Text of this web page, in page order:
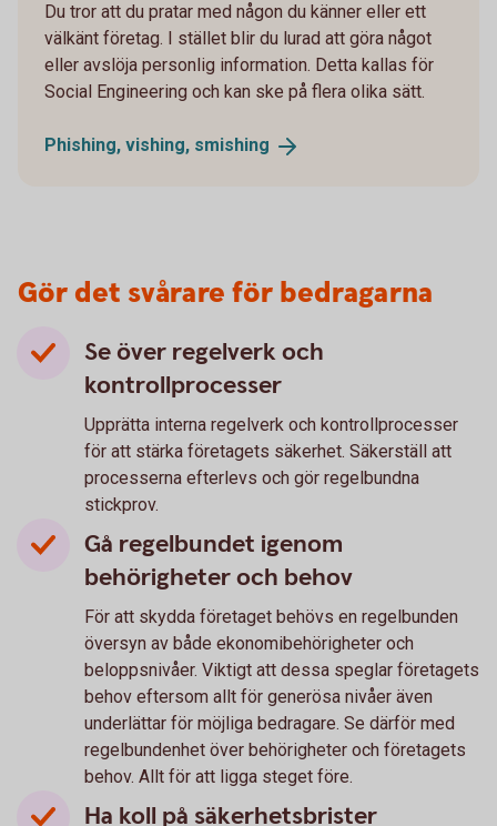
Du tror att du pratar med någon du känner eller ett
välkänt företag. I stället blir du lurad att göra något
eller avslöja personlig information. Detta kallas för
Social Engineering och kan ske på flera olika sätt.
Phishing, vishing, smishing
Gör det svårare för bedragarna
Se över regelverk och
kontrollprocesser
Upprätta interna regelverk och kontrollprocesser
för att stärka företagets säkerhet. Säkerställ att
processerna efterlevs och gör regelbundna
stickprov.
Gå regelbundet igenom
behörigheter och behov
För att skydda företaget behövs en regelbunden
översyn av både ekonomibehörigheter och
beloppsnivåer. Viktigt att dessa speglar företagets
behov eftersom allt för generösa nivåer även
underlättar för möjliga bedragare. Se därför med
regelbundenhet över behörigheter och företagets
behov. Allt för att ligga steget före.
Ha koll på säkerhetsbrister